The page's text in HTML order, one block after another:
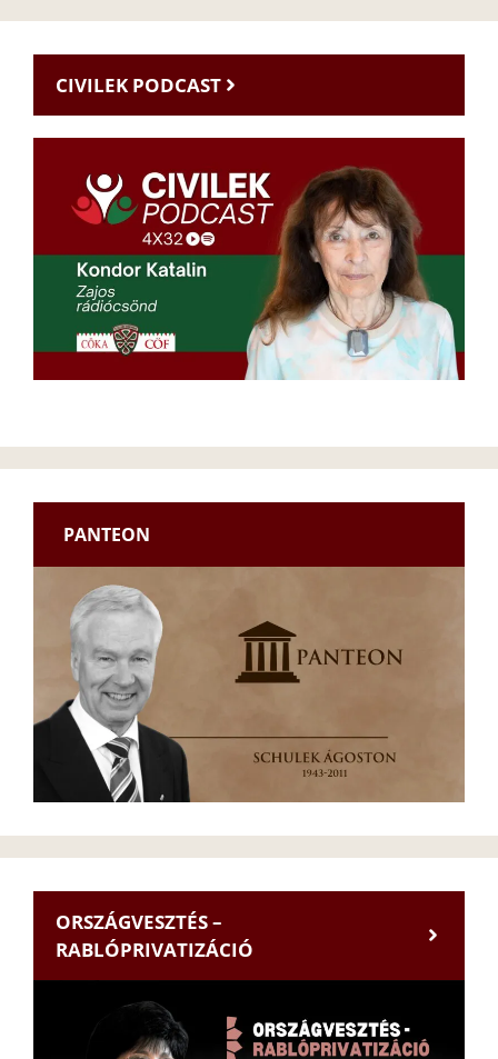
CIVILEK PODCAST
PANTEON
ORSZÁGVESZTÉS –
RABLÓPRIVATIZÁCIÓ